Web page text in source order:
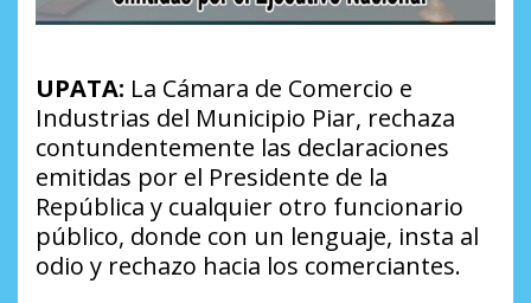
UPATA: La Cámara de Comercio e
Industrias del Municipio Piar, rechaza
contundentemente las declaraciones
emitidas por el Presidente de la
República y cualquier otro funcionario
público, donde con un lenguaje, insta al
odio y rechazo hacia los comerciantes.